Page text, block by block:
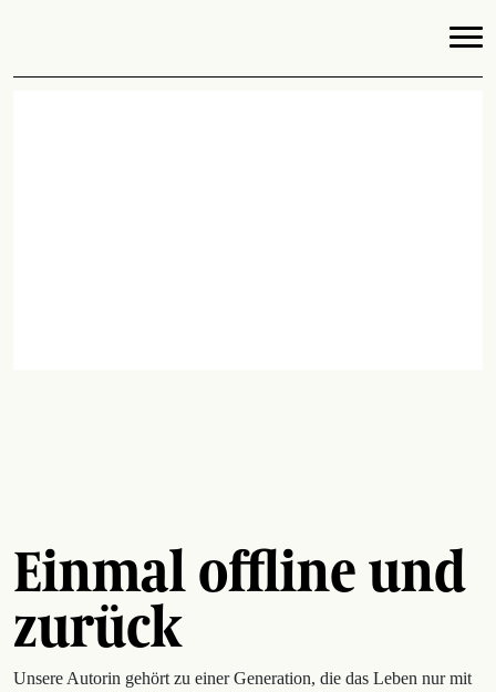
Einmal offline und
zurück
Unsere Autorin gehört zu einer Generation, die das Leben nur mit